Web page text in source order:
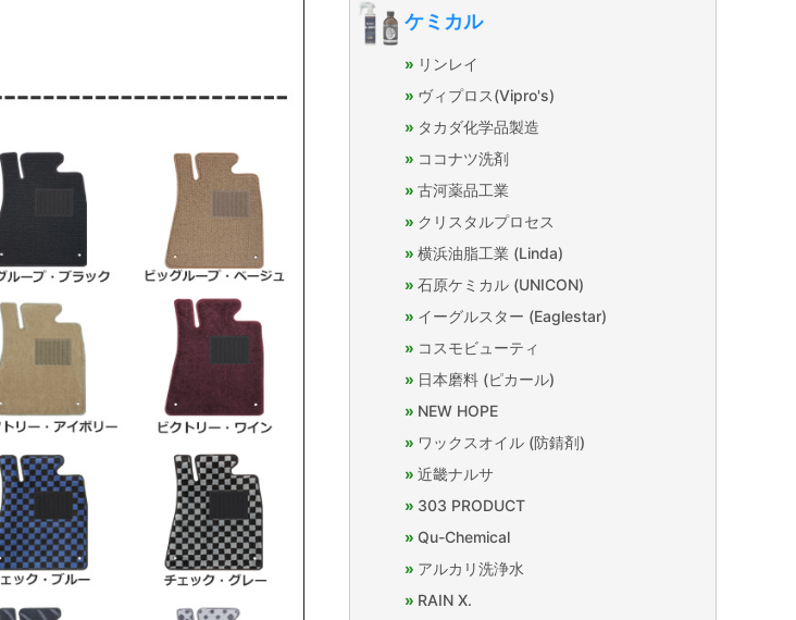
ケミカル
リンレイ
ヴィプロス(Vipro's)
タカダ化学品製造
ココナツ洗剤
古河薬品工業
クリスタルプロセス
横浜油脂工業 (Linda)
石原ケミカル (UNICON)
イーグルスター (Eaglestar)
コスモビューティ
日本磨料 (ピカール)
NEW HOPE
ワックスオイル (防錆剤)
近畿ナルサ
303 PRODUCT
Qu-Chemical
アルカリ洗浄水
RAIN X.